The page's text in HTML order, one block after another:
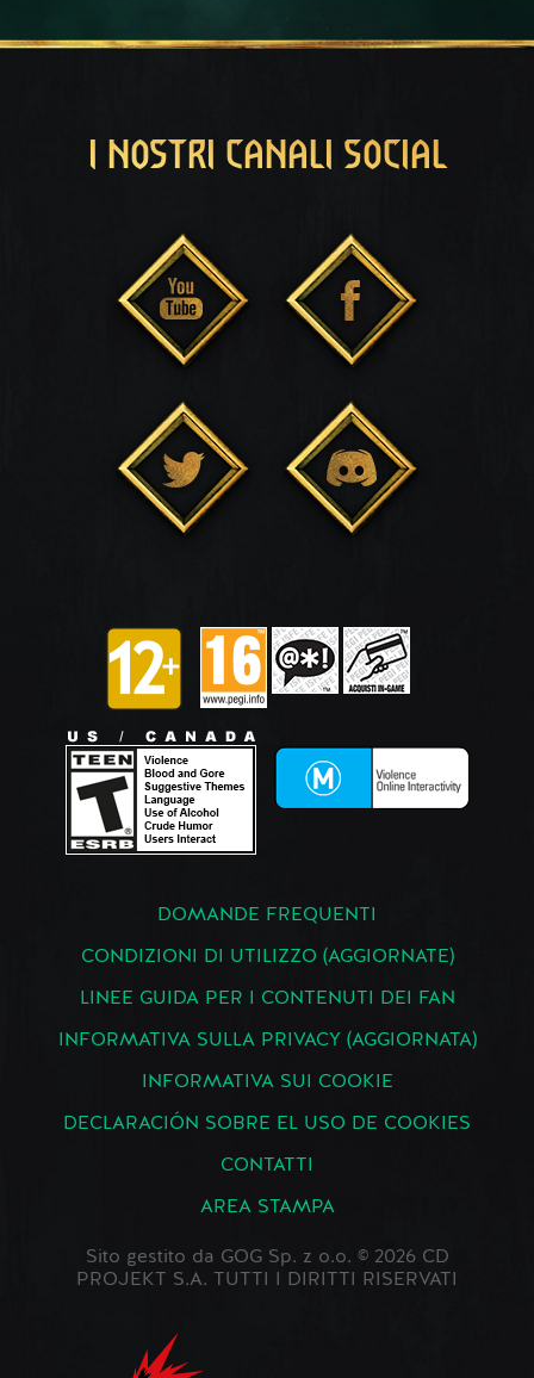
I NOSTRI CANALI SOCIAL
DOMANDE FREQUENTI
CONDIZIONI DI UTILIZZO (AGGIORNATE)
LINEE GUIDA PER I CONTENUTI DEI FAN
INFORMATIVA SULLA PRIVACY (AGGIORNATA)
INFORMATIVA SUI COOKIE
DECLARACIÓN SOBRE EL USO DE COOKIES
CONTATTI
AREA STAMPA
Sito gestito da GOG Sp. z o.o. © 2026 CD
PROJEKT S.A. TUTTI I DIRITTI RISERVATI